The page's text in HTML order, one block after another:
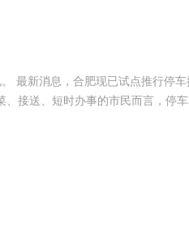
最新消息，合肥现已试点推行停